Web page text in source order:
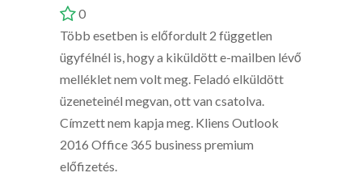
0
Több esetben is előfordult 2 független
ügyfélnél is, hogy a kiküldött e-mailben lévő
melléklet nem volt meg. Feladó elküldött
üzeneteinél megvan, ott van csatolva.
Címzett nem kapja meg. Kliens Outlook
2016 Office 365 business premium
előfizetés.